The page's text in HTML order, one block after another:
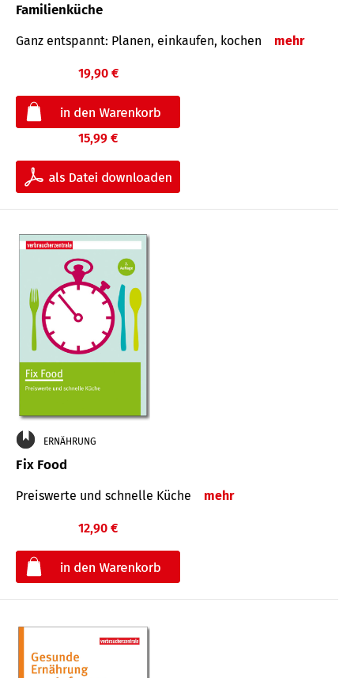
Familienküche
Ganz entspannt: Planen, einkaufen, kochen mehr
19,90 €
15,99 €
ERNÄHRUNG
Fix Food
Preiswerte und schnelle Küche mehr
12,90 €